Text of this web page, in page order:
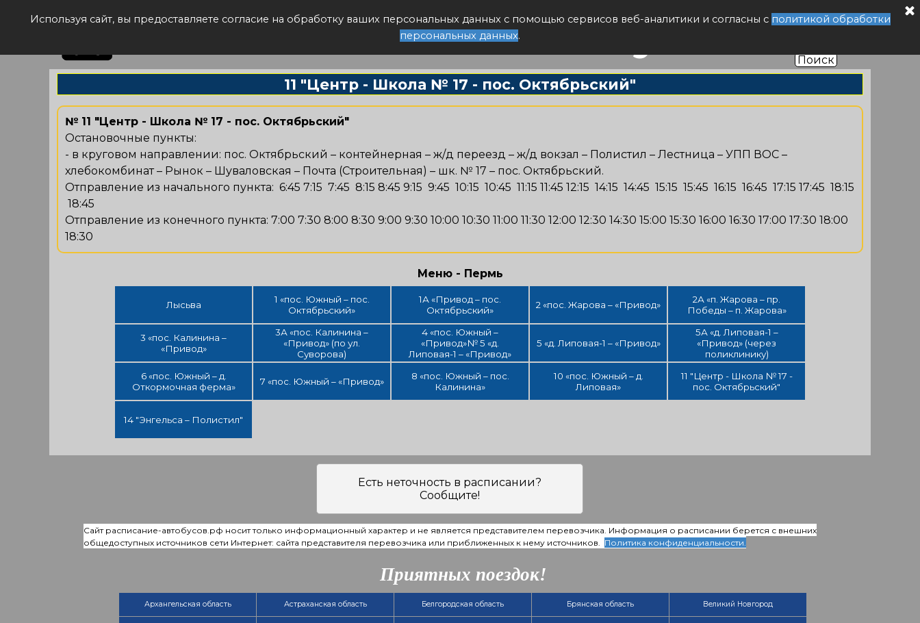
Используя сайт, вы предоставляете согласие на обработку ваших персональных данных с помощью сервисов веб-аналитики и согласны с политикой обработки
персональных данных.
Расписание автобуса РФПоиск
11 "Центр - Школа № 17 - пос. Октябрьский"
№ 11 "Центр - Школа № 17 - пос. Октябрьский"
Остановочные пункты:
- в круговом направлении: пос. Октябрьский – контейнерная – ж/д переезд – ж/д вокзал – Полистил – Лестница – УПП ВОС –
хлебокомбинат – Рынок – Шуваловская – Почта (Строительная) – шк. № 17 – пос. Октябрьский.
Отправление из начального пункта: 6:45 7:15 7:45 8:15 8:45 9:15 9:45 10:15 10:45 11:15 11:45 12:15 14:15 14:45 15:15 15:45 16:15 16:45 17:15 17:45 18:15
18:45
Отправление из конечного пункта: 7:00 7:30 8:00 8:30 9:00 9:30 10:00 10:30 11:00 11:30 12:00 12:30 14:30 15:00 15:30 16:00 16:30 17:00 17:30 18:00
18:30
Меню - Пермь
Лысьва
1 «пос. Южный – пос.
Октябрьский»
1А «Привод – пос.
Октябрьский»
2 «пос. Жарова – «Привод»
2А «п. Жарова – пр.
Победы – п. Жарова»
3 «пос. Калинина –
«Привод»
3А «пос. Калинина –
«Привод» (по ул.
Суворова)
4 «пос. Южный –
«Привод»№ 5 «д.
Липовая-1 – «Привод»
5 «д. Липовая-1 – «Привод»
5А «д. Липовая-1 –
«Привод» (через
поликлинику)
6 «пос. Южный – д.
Откормочная ферма»
7 «пос. Южный – «Привод»
8 «пос. Южный – пос.
Калинина»
10 «пос. Южный – д.
Липовая»
11 "Центр - Школа № 17 -
пос. Октябрьский"
14 "Энгельса – Полистил"
Есть неточность в расписании?
Сообщите!
Сайт расписание-автобусов.рф носит только информационный характер и не является представителем перевозчика. Информация о расписании берется с внешних
общедоступных источников сети Интернет: сайта представителя перевозчика или приближенных к нему источников. Политика конфиденциальности.
Приятных поездок!
Архангельская область Астраханская область Белгородская область Брянская область Великий Новгород